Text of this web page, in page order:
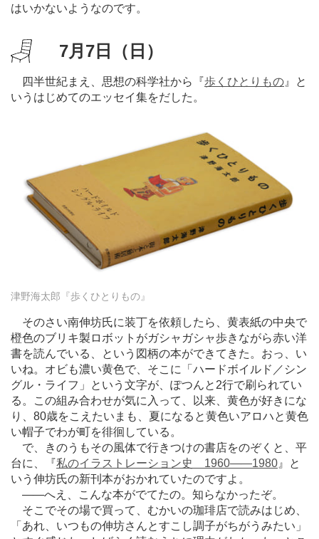
はいかないようなのです。
7月7日（日）
四半世紀まえ、思想の科学社から『歩くひとりもの 』と
いうはじめてのエッセイ集をだした。
津野海太郎『歩くひとりもの』
そのさい南伸坊氏に装丁を依頼したら、黄表紙の中央で
橙色のブリキ製ロボットがガシャガシャ歩きながら赤い洋
書を読んでいる、という図柄の本ができてきた。おっ、い
いね。オビも濃い黄色で、そこに「ハードボイルド／シン
グル・ライフ」という文字が、ぽつんと2行で刷られてい
る。この組み合わせが気に入って、以来、黄色が好きにな
り、80歳をこえたいまも、夏になると黄色いアロハと黄色
い帽子でわが町を徘徊している。
で、きのうもその風体で行きつけの書店をのぞくと、平
台に、『私のイラストレーション史 1960――1980 』と
いう伸坊氏の新刊本がおかれていたのですよ。
――へえ、こんな本がでてたの。知らなかったぞ。
そこでその場で買って、むかいの珈琲店で読みはじめ、
「あれ、いつもの伸坊さんとすこし調子がちがうみたい」